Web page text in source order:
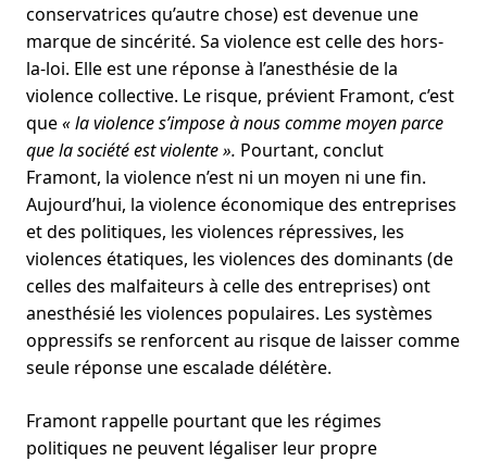
conservatrices qu’autre chose) est devenue une
marque de sincérité. Sa violence est celle des hors-
la-loi. Elle est une réponse à l’anesthésie de la
violence collective. Le risque, prévient Framont, c’est
que« la violence s’impose à nous comme moyen parce
que la société est violente ». Pourtant, conclut
Framont, la violence n’est ni un moyen ni une fin.
Aujourd’hui, la violence économique des entreprises
et des politiques, les violences répressives, les
violences étatiques, les violences des dominants (de
celles des malfaiteurs à celle des entreprises) ont
anesthésié les violences populaires. Les systèmes
oppressifs se renforcent au risque de laisser comme
seule réponse une escalade délétère.
Framont rappelle pourtant que les régimes
politiques ne peuvent légaliser leur propre